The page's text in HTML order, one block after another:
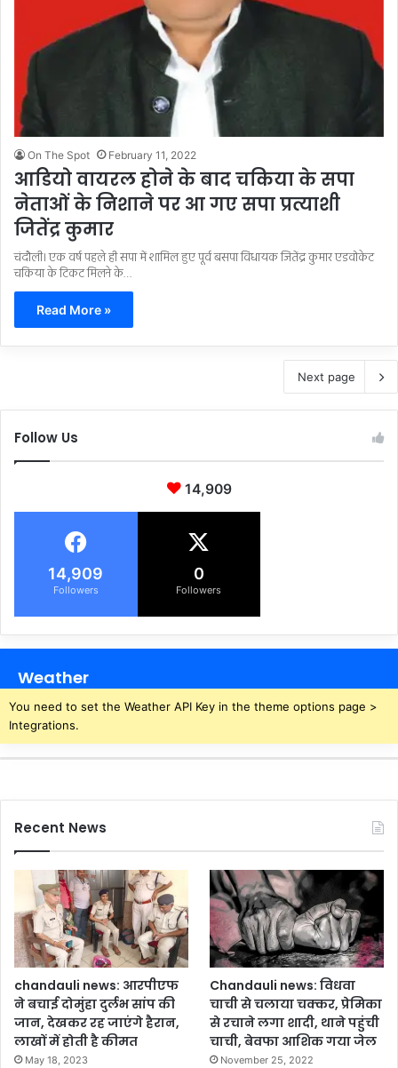
On The Spot February 11, 2022
आडियो वायरल होने के बाद चकिया के सपा
नेताओं के निशाने पर आ गए सपा प्रत्याशी
जितेंद्र कुमार
चंदौली। एक वर्ष पहले ही सपा में शामिल हुए पूर्व बसपा विधायक जितेंद्र कुमार एडवोकेट
चकिया के टिकट मिलने के…
Read More »
Next page
Follow Us
14,909
14,909
Followers
0
Followers
Weather
You need to set the Weather API Key in the theme options page >
Integrations.
Recent News
chandauli news: आरपीएफ
ने बचाई दोमुंहा दुर्लभ सांप की
जान, देखकर रह जाएंगे हैरान,
लाखों में होती है कीमत
May 18, 2023
Chandauli news: विधवा
चाची से चलाया चक्कर, प्रेमिका
से रचाने लगा शादी, थाने पहुंची
चाची, बेवफा आशिक गया जेल
November 25, 2022